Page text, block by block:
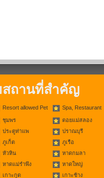
ถานที่สำคัญ
Resort allowed Pet Spa, Restaurant
ชุมพร
ดอยแม่สลอง
ประตูท่าแพ
ปราณบุรี
ภูเก็ต
ภูเรือ
หัวหิน
หาดกมลา
หาดแม่รำพึง
หาดใหญ่
เกาะกูด
เกาะช้าง